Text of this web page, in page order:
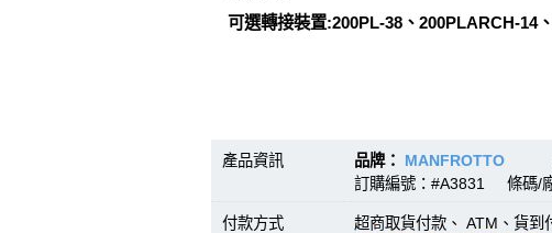
可選轉接裝置:200PL-38、200PLARCH-14
產品資訊 品牌： MANFROTTO 型
訂購編號：#A3831 條碼/
付款方式 超商取貨付款、 ATM、貨到